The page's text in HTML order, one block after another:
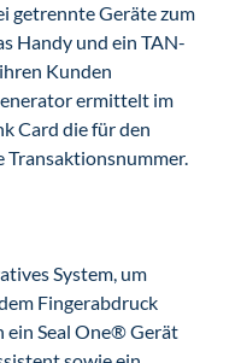
getrennte Geräte zum
Handy und ein TAN-
Kunden
ermittelt im
Card die für den
Transaktionsnummer.
System, um
Fingerabdruck
ein Seal One® Gerät